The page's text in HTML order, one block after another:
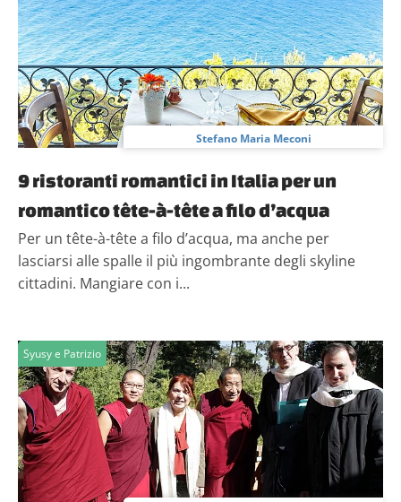
Stefano Maria Meconi
9 ristoranti romantici in Italia per un
romantico tête-à-tête a filo d’acqua
Per un tête-à-tête a filo d’acqua, ma anche per
lasciarsi alle spalle il più ingombrante degli skyline
cittadini. Mangiare con i...
Syusy e Patrizio